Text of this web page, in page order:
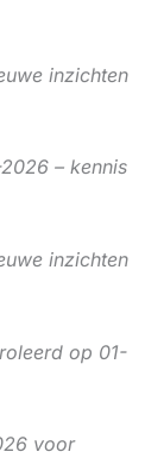
inzichten
– kennis
inzichten
op 01-
voor